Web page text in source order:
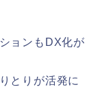
ョンもDX化が
とりが活発に